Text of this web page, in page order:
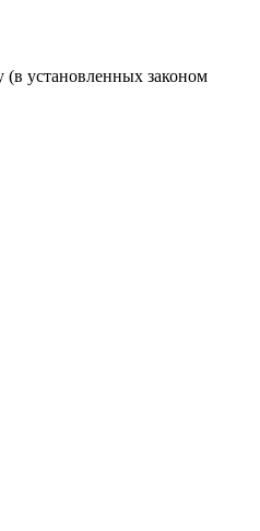
установленных законом